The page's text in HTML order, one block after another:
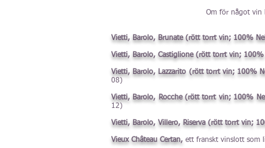
Om för något vin
Vietti, Barolo, Brunate (rött torrt vin; 100%
Vietti, Barolo, Castiglione (rött torrt vin;
Vietti, Barolo, Lazzarito (rött torrt vin; 100%
08)
Vietti, Barolo, Rocche (rött torrt vin; 100%
12)
Vietti, Barolo, Villero, Riserva (rött torrt vin;
Vieux Château Certan, ett franskt vinslott som